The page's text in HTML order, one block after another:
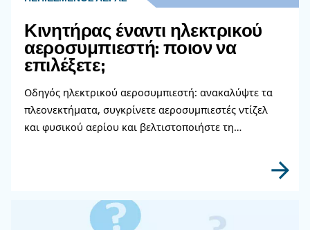
ΤΡΌΠΟΣ ΧΡΉΣΗΣ